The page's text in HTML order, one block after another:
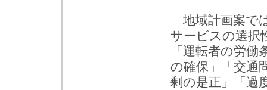
地域計画案で
サービスの選択
「運転者の労
の確保」「交通
剰の是正」「過